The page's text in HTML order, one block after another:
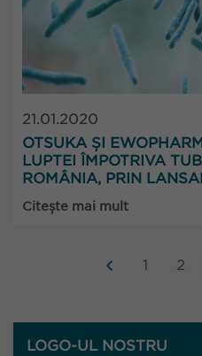
LOGO-UL NOSTRU
21.01.2020
OTSUKA ȘI
LUPTEI ÎMPOTRIVA
ROMÂNIA, PRIN
Citește mai mult
1 2